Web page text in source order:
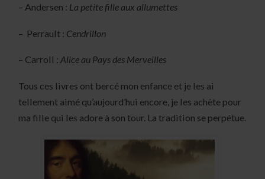
– Andersen : La petite fille aux allumettes
– Perrault : Cendrillon
– Carroll :Alice au Pays des Merveilles
Tous ces livres ont bercé mon enfance et je les ai
tellement aimé qu’aujourd’hui encore, je les achète pour
ma fille qui les adore à son tour. La tradition se perpétue.